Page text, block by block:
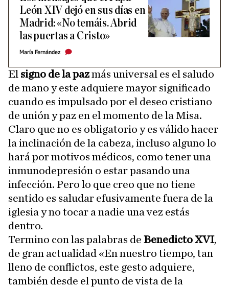
León XIV dejó en sus días en
Madrid: «No temáis. Abrid
las puertas a Cristo»
María Fernández
El signo de la pazmás universal es el saludo
de mano y este adquiere mayor significado
cuando es impulsado por el deseo cristiano
de unión y paz en el momento de la Misa.
Claro que no es obligatorio y es válido hacer
la inclinación de la cabeza, incluso alguno lo
hará por motivos médicos, como tener una
inmunodepresión o estar pasando una
infección. Pero lo que creo que no tiene
sentido es saludar efusivamente fuera de la
iglesia y no tocar a nadie una vez estás
dentro.
Termino con las palabras de Benedicto XVI,
de gran actualidad «En nuestro tiempo, tan
lleno de conflictos, este gesto adquiere,
también desde el punto de vista de la